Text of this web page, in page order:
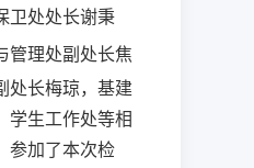
卫处处长谢秉
管理处副处长焦
处长梅琼，基建
学生工作处等相
参加了本次检